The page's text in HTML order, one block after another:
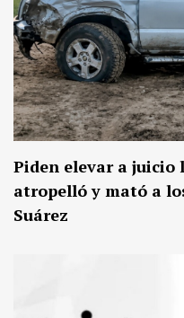
Piden elevar a juicio
atropelló y mató a
Suárez